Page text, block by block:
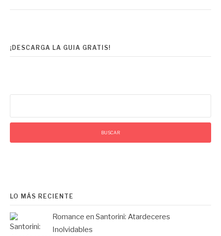
¡DESCARGA LA GUIA GRATIS!
LO MÁS RECIENTE
Romance en Santorini: Atardeceres
Inolvidables